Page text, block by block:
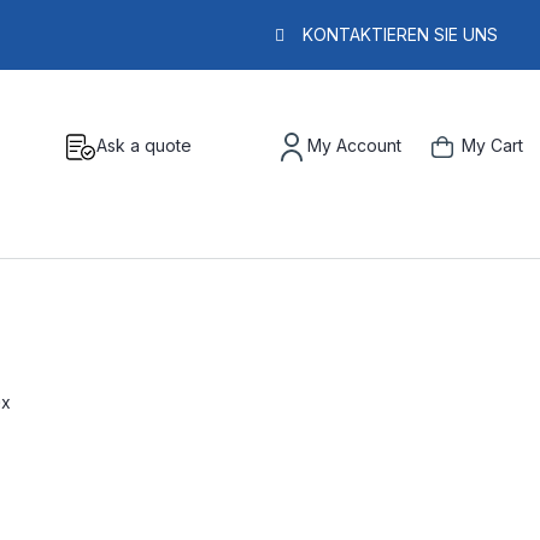
KONTAKTIEREN SIE UNS
Ask a quote My Account My Cart